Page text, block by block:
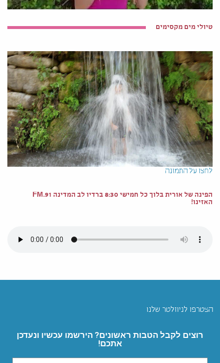
טיולי מים מקסימים
לחצו על התמונה
הפינה של אורית בלוך כל חמישי 8:30 ברדיו לב המדינה 91.FM
האזינו!
הצטרפו לניוזלטר שלנו
רוצים לקבל הטבות ראשונים? הירשמו עכשיו ונעדכן
אתכם!